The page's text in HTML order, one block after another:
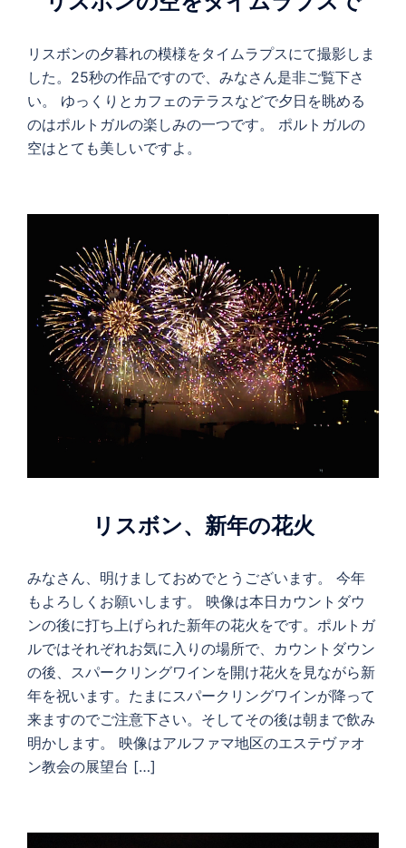
リスボンの夕暮れの模様をタイムラプスにて撮影しま
した。25秒の作品ですので、みなさん是非ご覧下さ
い。 ゆっくりとカフェのテラスなどで夕日を眺める
のはポルトガルの楽しみの一つです。 ポルトガルの
空はとても美しいですよ。
リスボン、新年の花火
みなさん、明けましておめでとうございます。 今年
もよろしくお願いします。 映像は本日カウントダウ
ンの後に打ち上げられた新年の花火をです。ポルトガ
ルではそれぞれお気に入りの場所で、カウントダウン
の後、スパークリングワインを開け花火を見ながら新
年を祝います。たまにスパークリングワインが降って
来ますのでご注意下さい。そしてその後は朝まで飲み
明かします。 映像はアルファマ地区のエステヴァオ
ン教会の展望台 […]